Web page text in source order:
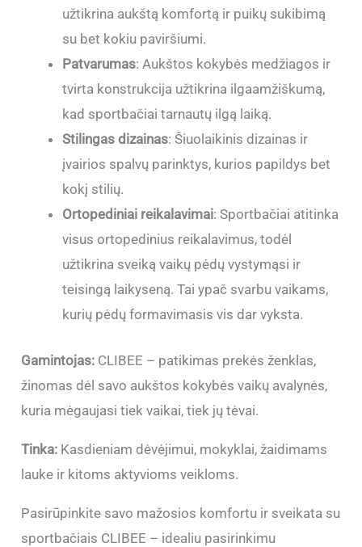
užtikrina aukštą komfortą ir puikų sukibimą
su bet kokiu paviršiumi.
Patvarumas: Aukštos kokybės medžiagos ir
tvirta konstrukcija užtikrina ilgaamžiškumą,
kad sportbačiai tarnautų ilgą laiką.
Stilingas dizainas: Šiuolaikinis dizainas ir
įvairios spalvų parinktys, kurios papildys bet
kokį stilių.
Ortopediniai reikalavimai: Sportbačiai atitinka
visus ortopedinius reikalavimus, todėl
užtikrina sveiką vaikų pėdų vystymąsi ir
teisingą laikyseną. Tai ypač svarbu vaikams,
kurių pėdų formavimasis vis dar vyksta.
Gamintojas: CLIBEE – patikimas prekės ženklas,
žinomas dėl savo aukštos kokybės vaikų avalynės,
kuria mėgaujasi tiek vaikai, tiek jų tėvai.
Tinka: Kasdieniam dėvėjimui, mokyklai, žaidimams
lauke ir kitoms aktyvioms veikloms.
Pasirūpinkite savo mažosios komfortu ir sveikata su
sportbačiais CLIBEE – idealiu pasirinkimu